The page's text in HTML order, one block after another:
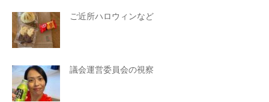
ご近所ハロウィンなど
議会運営委員会の視察